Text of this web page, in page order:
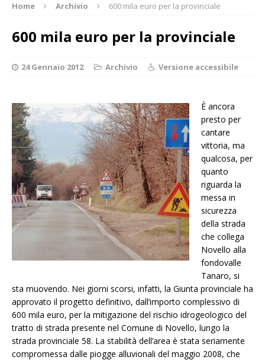
Home Archivio 600 mila euro per la provinciale
600 mila euro per la provinciale
24 Gennaio 2012 Archivio Versione accessibile
È ancora
presto per
cantare
vittoria, ma
qualcosa, per
quanto
riguarda la
messa in
sicurezza
della strada
che collega
Novello alla
fondovalle
Tanaro, si
sta muovendo. Nei giorni scorsi, infatti, la Giunta provinciale ha
approvato il progetto definitivo, dall’importo complessivo di
600 mila euro, per la mitigazione del rischio idrogeologico del
tratto di strada presente nel Comune di Novello, lungo la
strada provinciale 58. La stabilità dell’area è stata seriamente
compromessa dalle piogge alluvionali del maggio 2008, che